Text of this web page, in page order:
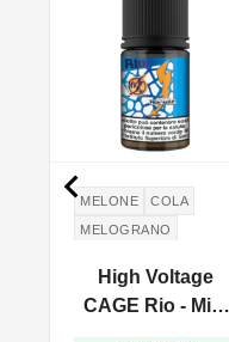
MELONE
COLA
MELOGRANO
High Voltage
CAGE Rio - Mini
